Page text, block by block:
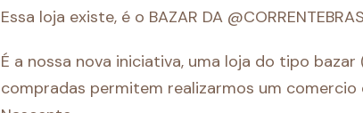
Essa loja existe, é o BAZAR DA
É a nossa nova iniciativa, uma loja do tipo
compradas permitem realizarmos um comercio